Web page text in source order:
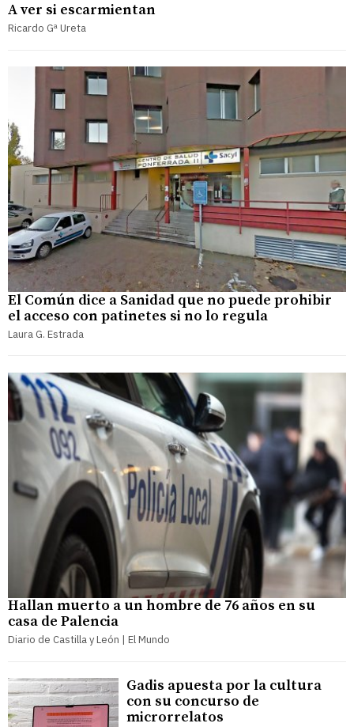
A ver si escarmientan
Ricardo Gª Ureta
El Común dice a Sanidad que no puede prohibir
el acceso con patinetes si no lo regula
Laura G. Estrada
Hallan muerto a un hombre de 76 años en su
casa de Palencia
Diario de Castilla y León | El Mundo
Gadis apuesta por la cultura
con su concurso de
microrrelatos